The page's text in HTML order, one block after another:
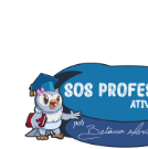
content